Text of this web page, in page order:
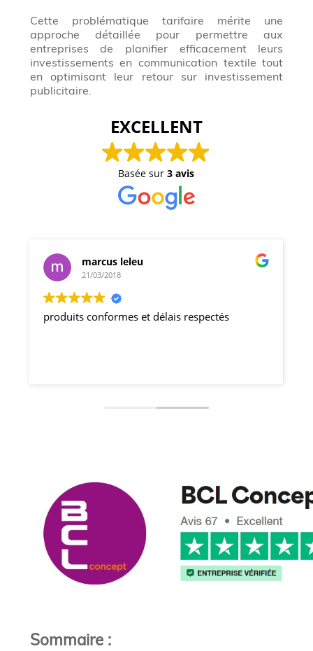
Cette problématique tarifaire mérite une
approche détaillée pour permettre aux
entreprises de planifier efficacement leurs
investissements en communication textile tout
en optimisant leur retour sur investissement
publicitaire.
EXCELLENT
Basée sur3 avis
marcus leleu
21/03/2018
produits conformes et délais respectés
Sommaire: